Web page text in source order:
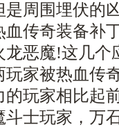
周围埋伏的
传奇装备补
恶魔!这几个
家被热血传
玩家相比起
士玩家，万